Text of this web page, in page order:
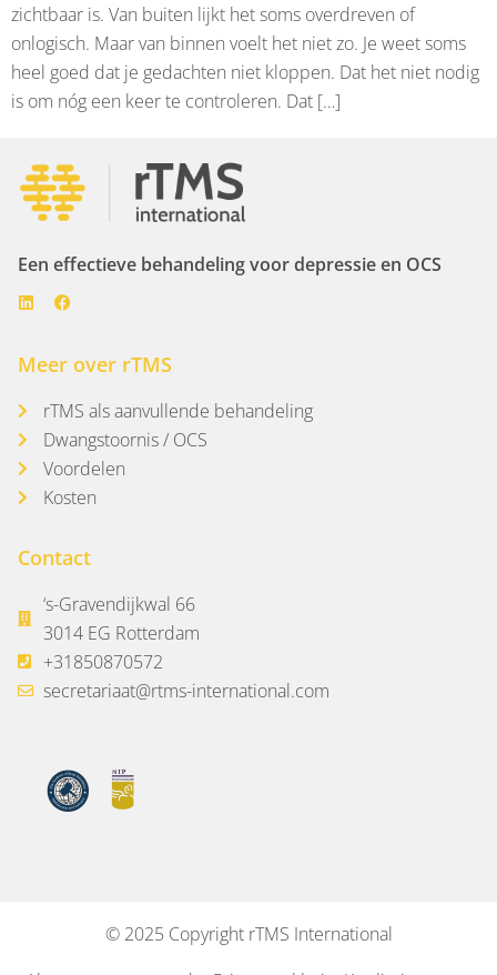
zichtbaar is. Van buiten lijkt het soms overdreven of
onlogisch. Maar van binnen voelt het niet zo. Je weet soms
heel goed dat je gedachten niet kloppen. Dat het niet nodig
is om nóg een keer te controleren. Dat […]
Een effectieve behandeling voor depressie en OCS
Meer over rTMS
rTMS als aanvullende behandeling
Dwangstoornis / OCS
Voordelen
Kosten
Contact
‘s-Gravendijkwal 66
3014 EG Rotterdam
+31850870572
secretariaat@rtms-international.com
© 2025 Copyright rTMS International